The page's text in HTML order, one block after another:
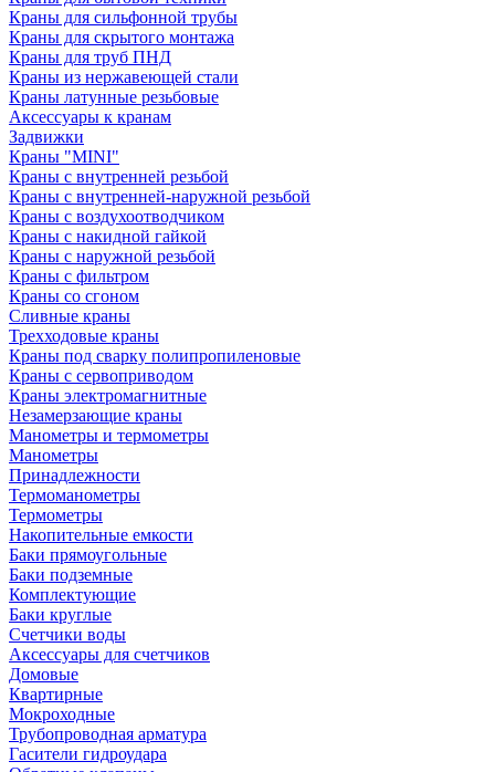
Краны для сильфонной трубы
Краны для скрытого монтажа
Краны для труб ПНД
Краны из нержавеющей стали
Краны латунные резьбовые
Аксессуары к кранам
Задвижки
Краны "MINI"
Краны с внутренней резьбой
Краны с внутренней-наружной резьбой
Краны с воздухоотводчиком
Краны с накидной гайкой
Краны с наружной резьбой
Краны с фильтром
Краны со сгоном
Сливные краны
Трехходовые краны
Краны под сварку полипропиленовые
Краны с сервоприводом
Краны электромагнитные
Незамерзающие краны
Манометры и термометры
Манометры
Принадлежности
Термоманометры
Термометры
Накопительные емкости
Баки прямоугольные
Баки подземные
Комплектующие
Баки круглые
Счетчики воды
Аксессуары для счетчиков
Домовые
Квартирные
Мокроходные
Трубопроводная арматура
Гасители гидроудара